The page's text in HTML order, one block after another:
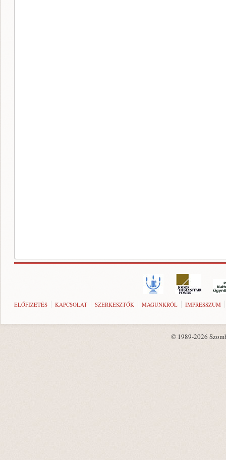
ELŐFIZETÉS KAPCSOLAT SZERKESZTŐK MAGUNKRÓL IMPRESSZUM
© 1989-2026